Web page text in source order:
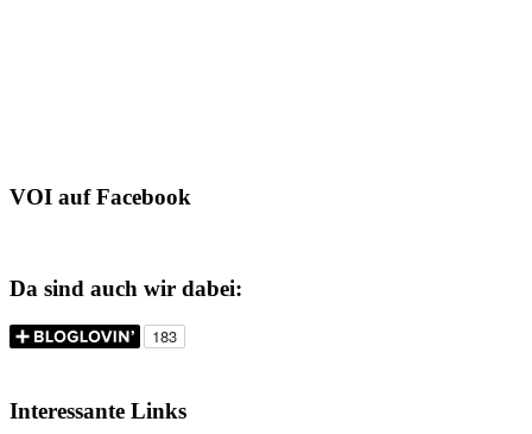
VOI auf Facebook
Da sind auch wir dabei:
Interessante Links